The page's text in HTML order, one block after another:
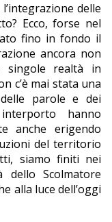
delle
Ecco, forse nel
fino in fondo il
ancora non
singole realtà in
c’è mai stata una
parole e dei
hanno
anche erigendo
del territorio
siamo finiti nei
Scolmatore
alla luce dell’oggi